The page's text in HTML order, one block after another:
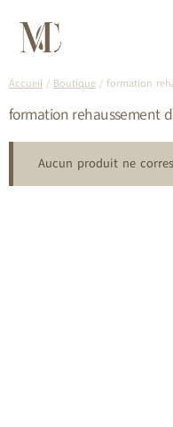
contenu
Accueil / Boutique / formation
formation rehaussement
Aucun produit ne